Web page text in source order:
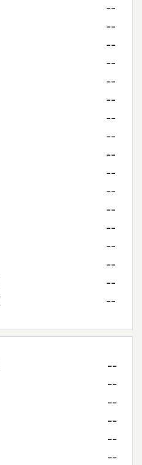
--
--
--
--
--
--
--
--
--
--
--
--
--
--
--
--
--
--
--
--
--
--
--